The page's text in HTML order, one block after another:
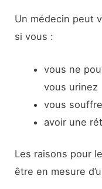
Un médecin peut
si vous :
vous ne
vous urinez
vous
avoir une
Les raisons pour
être en mesure